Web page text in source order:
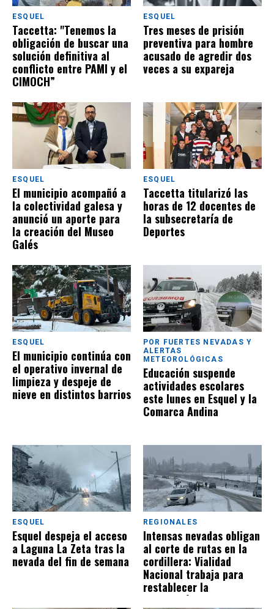
ESQUEL
Taccetta: "Tenemos la
obligación de buscar una
solución definitiva al
conflicto entre PAMI y el
CIMOCH”
ESQUEL
Tres meses de prisión
preventiva para hombre
acusado de agredir dos
veces a su expareja
ESQUEL
El municipio acompañó a
la colectividad galesa y
anunció un aporte para
la creación del Museo
Galés
ESQUEL
Taccetta titularizó las
horas de 12 docentes de
la subsecretaría de
Deportes
ESQUEL
El municipio continúa con
el operativo invernal de
limpieza y despeje de
nieve en distintos barrios
POR FUERTES NEVADAS Y
ALERTAS
METEOROLÓGICAS
Educación suspende
actividades escolares
este lunes en Esquel y la
Comarca Andina
ESQUEL
Esquel despeja el acceso
a Laguna La Zeta tras la
nevada del fin de semana
REGIONALES
Intensas nevadas obligan
al corte de rutas en la
cordillera: Vialidad
Nacional trabaja para
restablecer la
circulación